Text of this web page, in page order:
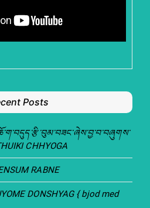
Posts
CHHYOGA
RABNE
DONSHYAG { bjod med